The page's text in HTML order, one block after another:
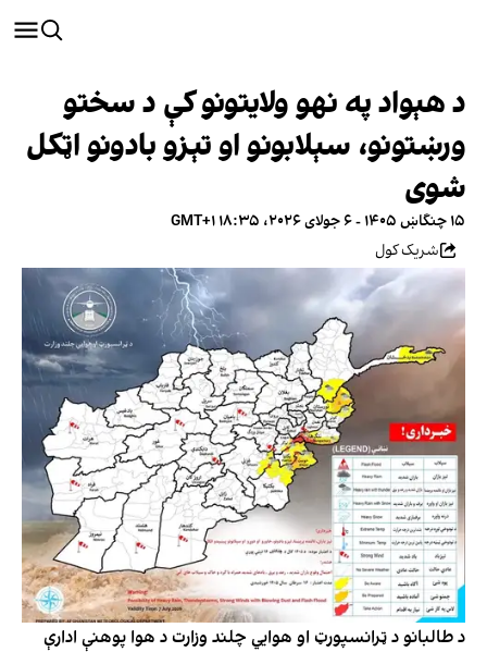
د هېواد په نهو ولایتونو کې د سختو
ورښتونو، سېلابونو او تېزو بادونو اټکل
شوی
۱۵ چنگاښ ۱۴۰۵ - ۶ جولای ۲۰۲۶، ۱۸:۳۵ GMT+۱
شریک کول
د طالبانو د ټرانسپورټ او هوايي چلند وزارت د هوا‌‌ پوهنې ادارې